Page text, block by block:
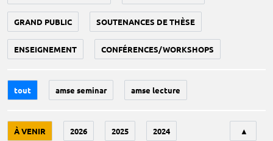
GRAND PUBLIC SOUTENANCES DE THÈSE
ENSEIGNEMENT CONFÉRENCES/WORKSHOPS
tout amse seminar amse lecture
À VENIR 2026 2025 2024 ▲